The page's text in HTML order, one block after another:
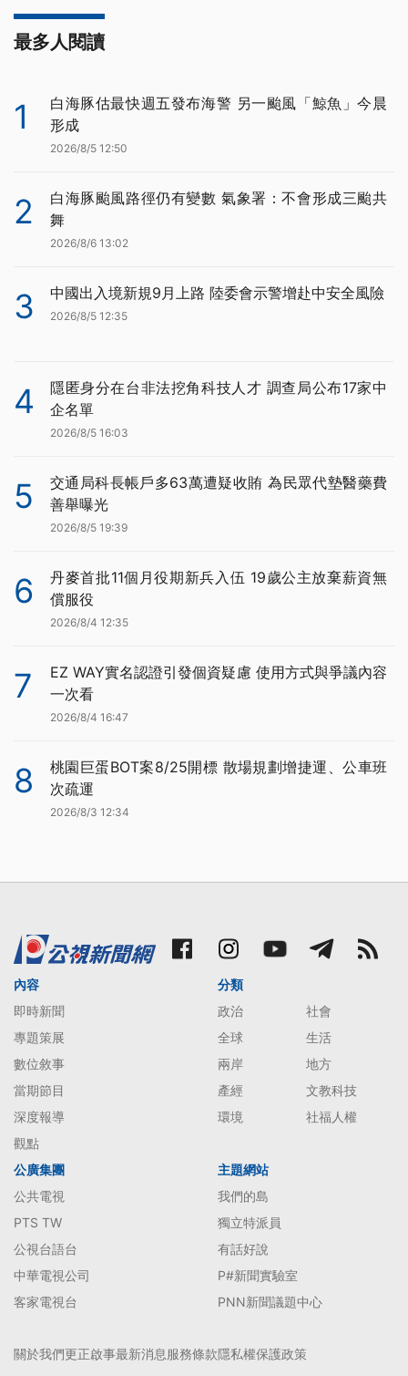
最多人閱讀
1
白海豚估最快週五發布海警 另一颱風「鯨魚」今晨
形成
2026/8/5 12:50
2
白海豚颱風路徑仍有變數 氣象署：不會形成三颱共
舞
2026/8/6 13:02
3 中國出入境新規9月上路 陸委會示警增赴中安全風險
2026/8/5 12:35
4
隱匿身分在台非法挖角科技人才 調查局公布17家中
企名單
2026/8/5 16:03
5
交通局科長帳戶多63萬遭疑收賄 為民眾代墊醫藥費
善舉曝光
2026/8/5 19:39
6
丹麥首批11個月役期新兵入伍 19歲公主放棄薪資無
償服役
2026/8/4 12:35
7
EZ WAY實名認證引發個資疑慮 使用方式與爭議內容
一次看
2026/8/4 16:47
8
桃園巨蛋BOT案8/25開標 散場規劃增捷運、公車班
次疏運
2026/8/3 12:34
內容
即時新聞
專題策展
數位敘事
當期節目
深度報導
觀點
分類
政治
社會
全球
生活
兩岸
地方
產經
文教科技
環境
社福人權
公廣集團
公共電視
PTS TW
公視台語台
中華電視公司
客家電視台
主題網站
我們的島
獨立特派員
有話好說
P#新聞實驗室
PNN新聞議題中心
關於我們更正啟事最新消息服務條款隱私權保護政策